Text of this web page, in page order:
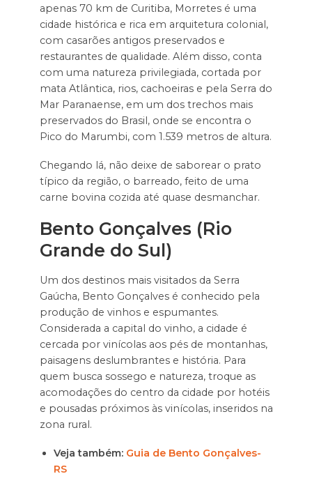
apenas 70 km de Curitiba, Morretes é uma
cidade histórica e rica em arquitetura colonial,
com casarões antigos preservados e
restaurantes de qualidade. Além disso, conta
com uma natureza privilegiada, cortada por
mata Atlântica, rios, cachoeiras e pela Serra do
Mar Paranaense, em um dos trechos mais
preservados do Brasil, onde se encontra o
Pico do Marumbi, com 1.539 metros de altura.
Chegando lá, não deixe de saborear o prato
típico da região, o barreado, feito de uma
carne bovina cozida até quase desmanchar.
Bento Gonçalves (Rio
Grande do Sul)
Um dos destinos mais visitados da Serra
Gaúcha, Bento Gonçalves é conhecido pela
produção de vinhos e espumantes.
Considerada a capital do vinho, a cidade é
cercada por vinícolas aos pés de montanhas,
paisagens deslumbrantes e história. Para
quem busca sossego e natureza, troque as
acomodações do centro da cidade por hotéis
e pousadas próximos às vinícolas, inseridos na
zona rural.
Veja também: Guia de Bento Gonçalves-
RS